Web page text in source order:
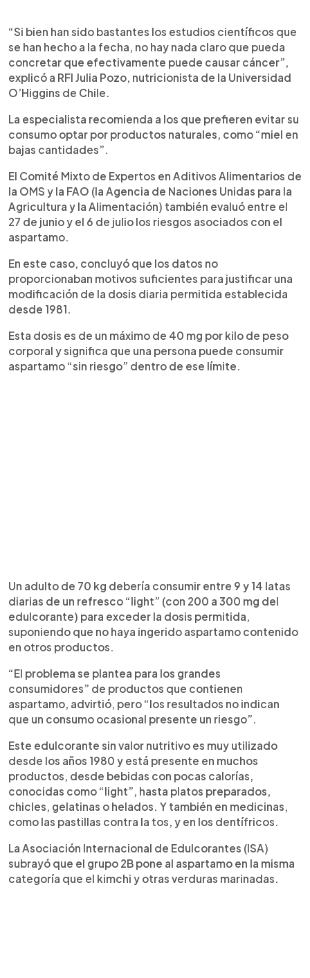
“Si bien han sido bastantes los estudios científicos que
se han hecho a la fecha, no hay nada claro que pueda
concretar que efectivamente puede causar cáncer”,
explicó a RFI Julia Pozo, nutricionista de la Universidad
O’Higgins de Chile.
La especialista recomienda a los que prefieren evitar su
consumo optar por productos naturales, como “miel en
bajas cantidades”.
El Comité Mixto de Expertos en Aditivos Alimentarios de
la OMS y la FAO (la Agencia de Naciones Unidas para la
Agricultura y la Alimentación) también evaluó entre el
27 de junio y el 6 de julio los riesgos asociados con el
aspartamo.
En este caso, concluyó que los datos no
proporcionaban motivos suficientes para justificar una
modificación de la dosis diaria permitida establecida
desde 1981.
Esta dosis es de un máximo de 40 mg por kilo de peso
corporal y significa que una persona puede consumir
aspartamo “sin riesgo” dentro de ese límite.
Un adulto de 70 kg debería consumir entre 9 y 14 latas
diarias de un refresco “light” (con 200 a 300 mg del
edulcorante) para exceder la dosis permitida,
suponiendo que no haya ingerido aspartamo contenido
en otros productos.
“El problema se plantea para los grandes
consumidores” de productos que contienen
aspartamo, advirtió, pero “los resultados no indican
que un consumo ocasional presente un riesgo”.
Este edulcorante sin valor nutritivo es muy utilizado
desde los años 1980 y está presente en muchos
productos, desde bebidas con pocas calorías,
conocidas como “light”, hasta platos preparados,
chicles, gelatinas o helados. Y también en medicinas,
como las pastillas contra la tos, y en los dentífricos.
La Asociación Internacional de Edulcorantes (ISA)
subrayó que el grupo 2B pone al aspartamo en la misma
categoría que el kimchi y otras verduras marinadas.